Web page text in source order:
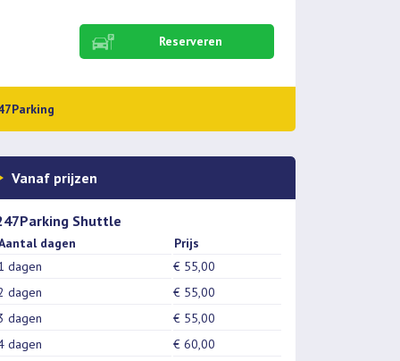
Reserveren
Vanaf prijzen
Shuttle
dagen
Prijs
dagen
€ 55,00
dagen
€ 55,00
dagen
€ 55,00
dagen
€ 60,00